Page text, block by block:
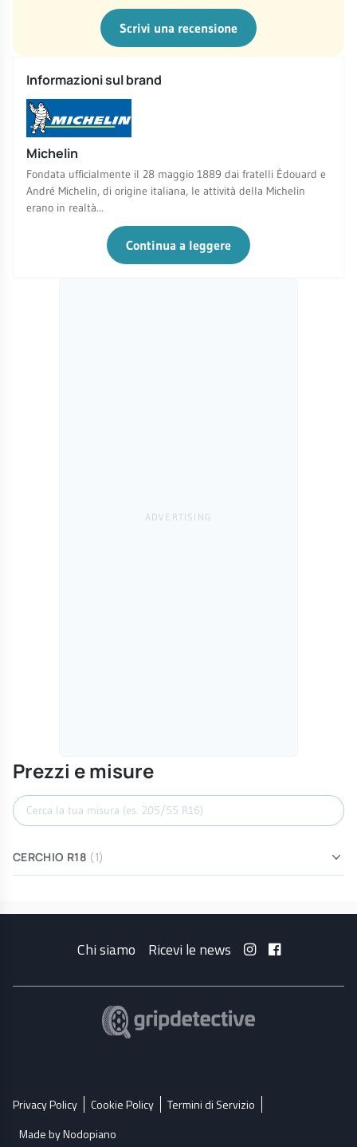
Scrivi una recensione
Informazioni sul brand
Michelin
Fondata ufficialmente il 28 maggio 1889 dai fratelli Édouard e
André Michelin, di origine italiana, le attività della Michelin
erano in realtà...
Continua a leggere
Prezzi e misure
Cerca misura
CERCHIO R18 (1)
Chi siamo Ricevi le news
Privacy Policy Cookie Policy
Termini di Servizio
Made by Nodopiano